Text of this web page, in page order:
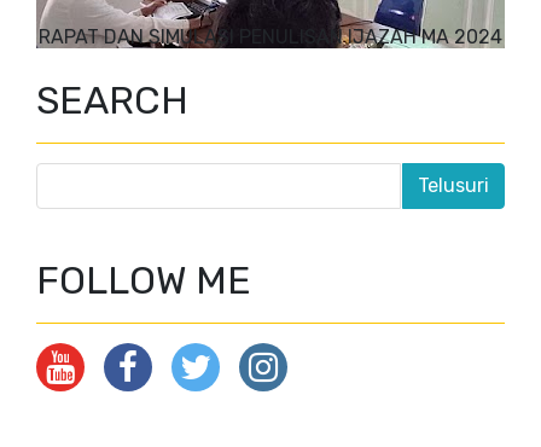
RAPAT DAN SIMULASI PENULISAN IJAZAH MA 2024
SEARCH
FOLLOW ME